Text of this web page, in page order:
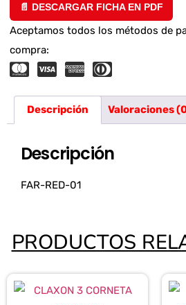
📄 DESCARGAR FICHA EN PDF
Aceptamos todos los métodos de
compra:
Descripción Valoraciones
Descripción
FAR-RED-01
PRODUCTOS